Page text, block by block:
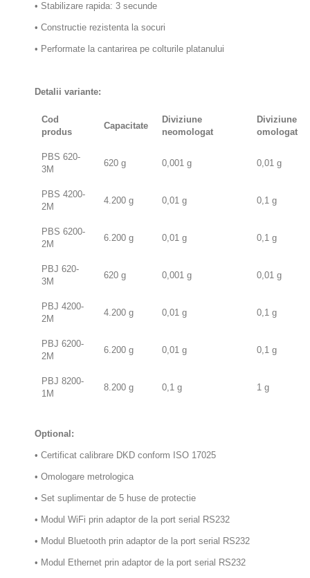
• Stabilizare rapida: 3 secunde
• Constructie rezistenta la socuri
• Performate la cantarirea pe colturile platanului
Detalii variante:
Cod
produs
Capacitate
Diviziune
neomologat
Diviziune
omologat
PBS 620-
3M
620 g 0,001 g 0,01 g
PBS 4200-
2M
4.200 g 0,01 g 0,1 g
PBS 6200-
2M
6.200 g 0,01 g 0,1 g
PBJ 620-
3M
620 g 0,001 g 0,01 g
PBJ 4200-
2M
4.200 g 0,01 g 0,1 g
PBJ 6200-
2M
6.200 g 0,01 g 0,1 g
PBJ 8200-
1M
8.200 g 0,1 g 1 g
Optional:
• Certificat calibrare DKD conform ISO 17025
• Omologare metrologica
• Set suplimentar de 5 huse de protectie
• Modul WiFi prin adaptor de la port serial RS232
• Modul Bluetooth prin adaptor de la port serial RS232
• Modul Ethernet prin adaptor de la port serial RS232